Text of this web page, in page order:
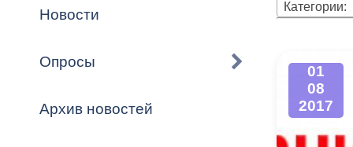
Города-
городского
Формы
Обратная
Комиссии
График
Новостная
Актуально
Новости
Опросы
Архив новостей
Категории:
01
08
2017